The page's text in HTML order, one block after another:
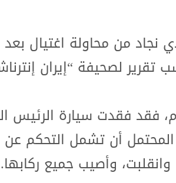
نجاد من محاولة اغتيال
لصحيفة “إيران
فقد فقدت سيارة الرئيس
أن تشمل التحكم
وأصيب جميع ركابها.